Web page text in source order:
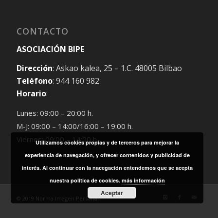
CONTACTO
ASOCIACIÓN BIPE
Dirección: Askao kalea, 25 – 1.C. 48005 Bilbao
Teléfono: 944 160 982
Horario:
Lunes: 09:00 – 20:00 h.
M-J: 09:00 – 14:00/16:00 – 19:00 h.
Viernes: 09:00 – 14:00 h.
© 2019 Norma Imagen Personal
Utilizamos cookies propias y de terceros para mejorar la
experiencia de navegación, y ofrecer contenidos y publicidad de
interés. Al continuar con la nacegación entendemos que se acepta
nuestra política de cookies. más información
Aceptar